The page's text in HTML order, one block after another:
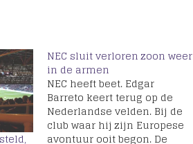
NEC sluit verloren zoon weer
in de armen
NEC heeft beet. Edgar
Barreto keert terug op de
Nederlandse velden. Bij de
club waar hij zijn Europese
avontuur ooit begon. De